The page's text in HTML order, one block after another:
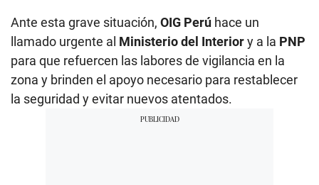
Ante esta grave situación, OIG Perú hace un
llamado urgente al Ministerio del Interiory a la PNP
para que refuercen las labores de vigilancia en la
zona y brinden el apoyo necesario para restablecer
la seguridad y evitar nuevos atentados.